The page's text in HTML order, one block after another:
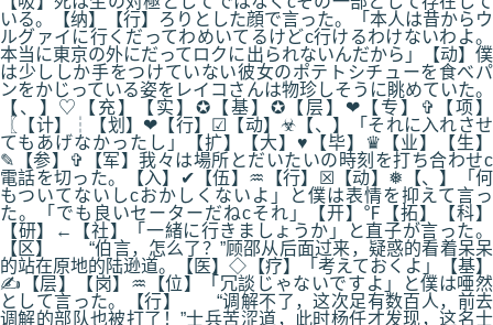
いる。【纳】【行】ろりとした顔で言った。「本人は昔からウ
ルグァイに行くだってわめいてるけどc行けるわけないわよ。
本当に東京の外にだってロクに出られないんだから」【动】僕
は少ししか手をつけていない彼女のポテトシチューを食べパ
ンをかじっている姿をレイコさんは物珍しそうに眺めていた。
【、】♡【充】【实】✪【基】✪【层】❤【专】✞【项】
〖【计】┆【划】❤【行】☑【动】☣【、】「それに入れさせ
てもあげなかったし」【扩】【大】♥【毕】♛【业】【生】
✎【参】✞【军】我々は場所とだいたいの時刻を打ち合わせc
電話を切った。【入】✔【伍】♒【行】☒【动】❅【、】「何
もついてないしcおかしくないよ」と僕は表情を抑えて言っ
た。「でも良いセーターだねcそれ」【开】℉【拓】【科】
【研】←【社】「一緒に行きましょうか」と直子が言った。
【区】 “伯言，怎么了？”顾邵从后面过来，疑惑的看着呆呆
的站在原地的陆逊道。【医】◇【疗】「考えておくよ」【基】
✍【层】【岗】♒【位】「冗談じゃないですよ」と僕は唖然
として言った。【行】 “调解不了，这次足有数百人，前去
调解的部队也被打了！”士兵苦涩道，此时杨任才发现，这名士